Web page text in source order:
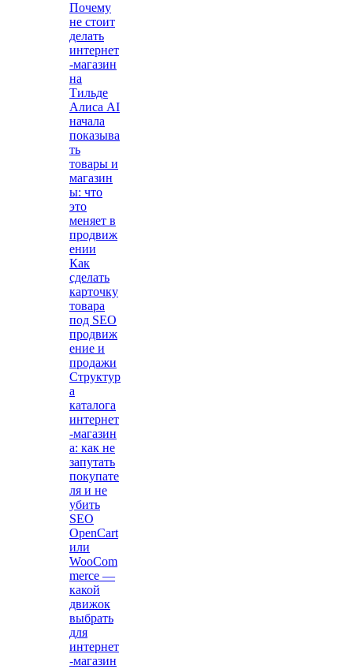
Почему
не стоит
делать
интернет
-магазин
на
Тильде
Алиса AI
начала
показыва
ть
товары и
магазин
ы: что
это
меняет в
продвиж
ении
Как
сделать
карточку
товара
под SEO
продвиж
ение и
продажи
Структур
а
каталога
интернет
-магазин
а: как не
запутать
покупате
ля и не
убить
SEO
OpenCart
или
WooCom
merce —
какой
движок
выбрать
для
интернет
-магазин